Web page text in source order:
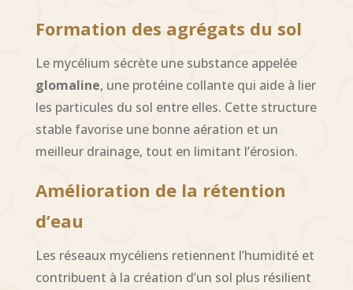
Formation des agrégats du sol
Le mycélium sécrète une substance appelée
glomaline, une protéine collante qui aide à lier
les particules du sol entre elles. Cette structure
stable favorise une bonne aération et un
meilleur drainage, tout en limitant l’érosion.
Amélioration de la rétention
d’eau
Les réseaux mycéliens retiennent l’humidité et
contribuent à la création d’un sol plus résilient